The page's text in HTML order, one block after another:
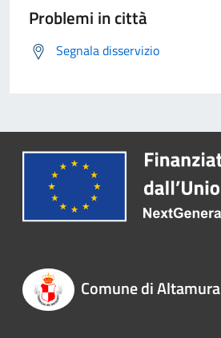
Problemi in città
Segnala disservizio
Comune di Altamura